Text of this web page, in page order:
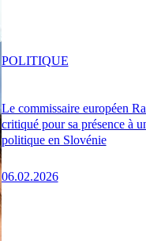
Le commissaire européen
critiqué pour sa présence à
politique en Slovénie
06.02.2026
POLITIQUE